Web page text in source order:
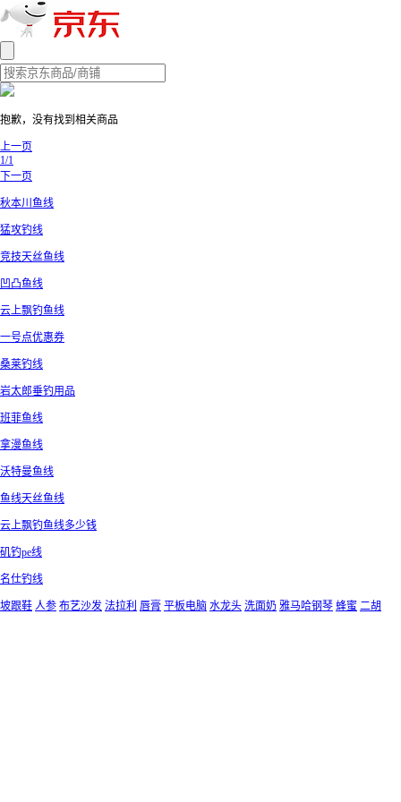
抱歉，没有找到相关商品
上一页
1/1
下一页
秋本川鱼线
猛攻钓线
竞技天丝鱼线
凹凸鱼线
云上飘钓鱼线
一号点优惠券
桑莱钓线
岩太郎垂钓用品
班菲鱼线
拿漫鱼线
沃特曼鱼线
鱼线天丝鱼线
云上飘钓鱼线多少钱
矶钓pe线
名仕钓线
坡跟鞋 人参 布艺沙发 法拉利 唇膏 平板电脑 水龙头 洗面奶 雅马哈钢琴 蜂蜜 二胡